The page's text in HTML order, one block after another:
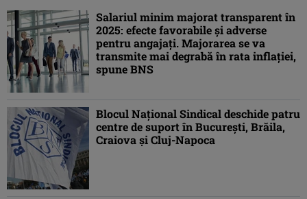
Salariul minim majorat transparent în
2025: efecte favorabile şi adverse
pentru angajaţi. Majorarea se va
transmite mai degrabă în rata inflaţiei,
spune BNS
Blocul Naţional Sindical deschide patru
centre de suport în Bucureşti, Brăila,
Craiova şi Cluj-Napoca